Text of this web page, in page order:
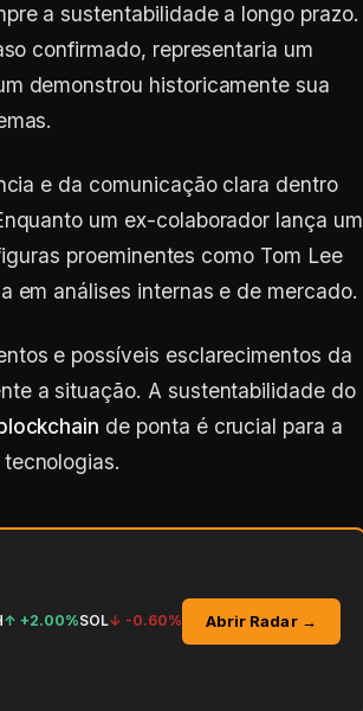
a sustentabilidade a longo prazo.
confirmado, representaria um
demonstrou historicamente sua
e da comunicação clara dentro
um ex-colaborador lança um
proeminentes como Tom Lee
em análises internas e de mercado.
e possíveis esclarecimentos da
a situação. A sustentabilidade do
de ponta é crucial para a
↑ +2.00%SOL↓ -0.60% Abrir Radar →